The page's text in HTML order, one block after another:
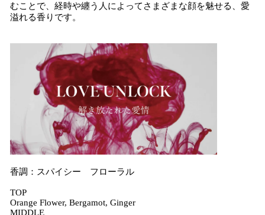
むことで、経時や纏う人によってさまざまな顔を魅せる、愛
溢れる香りです。
香調：スパイシー フローラル
TOP
Orange Flower, Bergamot, Ginger
MIDDLE